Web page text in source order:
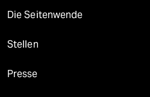
Die Seitenwende
Stellen
Presse